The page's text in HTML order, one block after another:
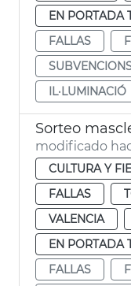
EN PORTADA
FALLAS
IL·LUMINACIÓ
modificado
CULTURA Y
FALLAS
VALENCIA
EN PORTADA
FALLAS